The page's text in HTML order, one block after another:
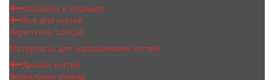
Маникюр и педикюр
Все для ногтей
Акрил гель LoriLac
Материалы для наращивания ногтей
Дизайн ногтей
Зеркальная втирка